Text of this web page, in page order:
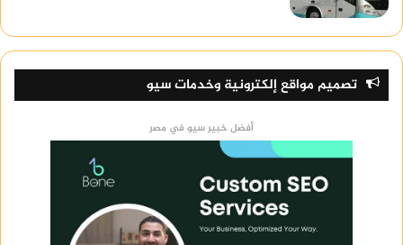
تصميم مواقع إلكترونية وخدمات سيو
أفضل خبير سيو في مصر